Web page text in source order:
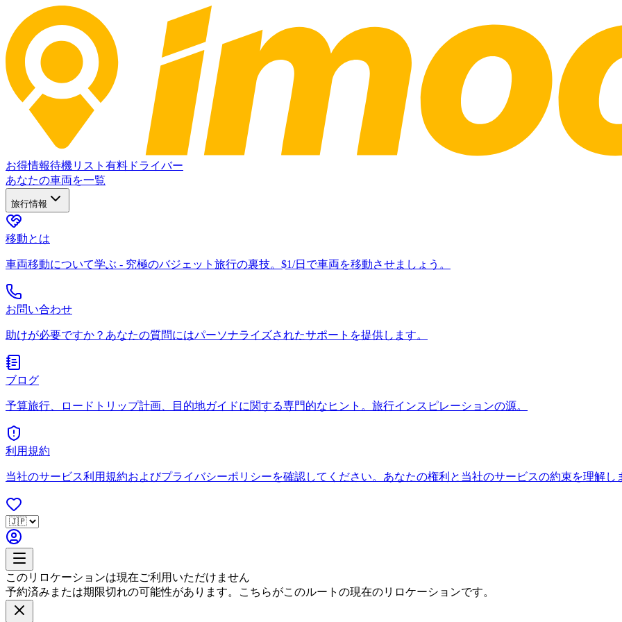
お得情報待機リスト 有料ドライバー
あなたの車両を一覧
旅行情報
移動とは
車両移動について学ぶ - 究極のバジェット旅行の裏技。$1/日で車両を移動させましょう。
お問い合わせ
助けが必要ですか？あなたの質問にはパーソナライズされたサポートを提供します。
ブログ
予算旅行、ロードトリップ計画、目的地ガイドに関する専門的なヒント。旅行インスピレーションの源。
利用規約
当社のサービス利用規約およびプライバシーポリシーを確認してください。あなたの権利と当社のサービスの約束を理解し
このリロケーションは現在ご利用いただけません
予約済みまたは期限切れの可能性があります。こちらがこのルートの現在のリロケーションです。